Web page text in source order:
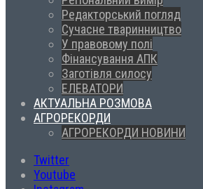
Редакторський погляд
Сучасне тваринництво
У правовому полі
Фінансування АПК
Заготівля силосу
ЕЛЕВАТОРИ
АКТУАЛЬНА РОЗМОВА
АГРОРЕКОРДИ
АГРОРЕКОРДИ НОВИНИ
Twitter
Youtube